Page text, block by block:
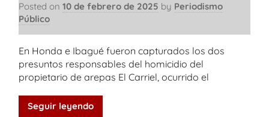
Posted on 10 de febrero de 2025 by Periodismo
Público
En Honda e Ibagué fueron capturados los dos
presuntos responsables del homicidio del
propietario de arepas El Carriel, ocurrido el
Seguir leyendo